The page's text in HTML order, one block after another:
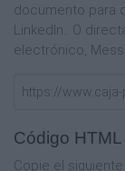
documento para
LinkedIn.. O
electrónico,
Código HTML
Copie el